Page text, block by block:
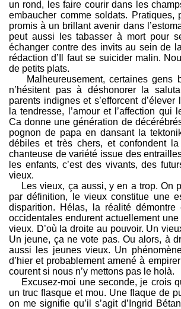
un rond, les faire courir dans les
embaucher comme soldats. Pratiques,
promis à un brillant avenir dans
peut aussi les tabasser à mort pour
échanger contre des invits au sein de
rédaction d’Il faut se suicider malin.
de petits plats.
Malheureusement, certaines gens
n’hésitent pas à déshonorer la
parents indignes et s’efforcent
la tendresse, l’amour et l’affection qui
Ca donne une génération de
pognon de papa en dansant la
débiles et très chers, et confondent
chanteuse de variété issue des
les enfants, c’est des vivants, des
vieux.
Les vieux, ça aussi, y en a trop. On
par définition, le vieux constitue une
disparition. Hélas, la réalité démontre
occidentales endurent actuellement
vieux. D’où la droite au pouvoir. Un
Un jeune, ça ne vote pas. Ou alors, à
aussi les jeunes vieux. Un
d’hier et probablement amené à
courent si nous n’y mettons pas le holà.
Excusez-moi une seconde, je crois
un truc flasque et mou. Une flaque de
on me signifie qu’il s’agit d’Ingrid